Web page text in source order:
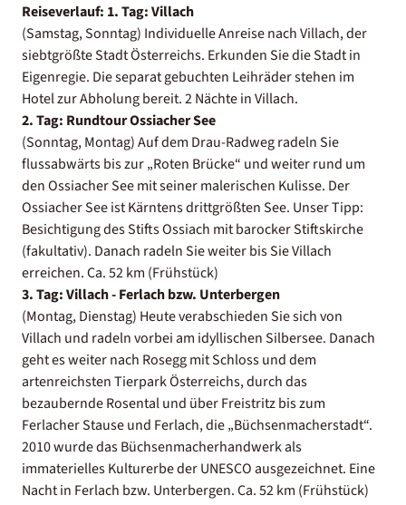
Reiseverlauf: 1. Tag: Villach
(Samstag, Sonntag) Individuelle Anreise nach Villach, der
siebtgrößte Stadt Österreichs. Erkunden Sie die Stadt in
Eigenregie. Die separat gebuchten Leihräder stehen im
Hotel zur Abholung bereit. 2 Nächte in Villach.
2. Tag: Rundtour Ossiacher See
(Sonntag, Montag) Auf dem Drau-Radweg radeln Sie
flussabwärts bis zur „Roten Brücke“ und weiter rund um
den Ossiacher See mit seiner malerischen Kulisse. Der
Ossiacher See ist Kärntens drittgrößten See. Unser Tipp:
Besichtigung des Stifts Ossiach mit barocker Stiftskirche
(fakultativ). Danach radeln Sie weiter bis Sie Villach
erreichen. Ca. 52 km (Frühstück)
3. Tag: Villach - Ferlach bzw. Unterbergen
(Montag, Dienstag) Heute verabschieden Sie sich von
Villach und radeln vorbei am idyllischen Silbersee. Danach
geht es weiter nach Rosegg mit Schloss und dem
artenreichsten Tierpark Österreichs, durch das
bezaubernde Rosental und über Freistritz bis zum
Ferlacher Stause und Ferlach, die „Büchsenmacherstadt“.
2010 wurde das Büchsenmacherhandwerk als
immaterielles Kulturerbe der UNESCO ausgezeichnet. Eine
Nacht in Ferlach bzw. Unterbergen. Ca. 52 km (Frühstück)